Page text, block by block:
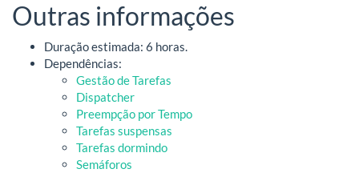
Outras informações
Duração estimada: 6 horas.
Dependências:
Gestão de Tarefas
Dispatcher
Preempção por Tempo
Tarefas suspensas
Tarefas dormindo
Semáforos